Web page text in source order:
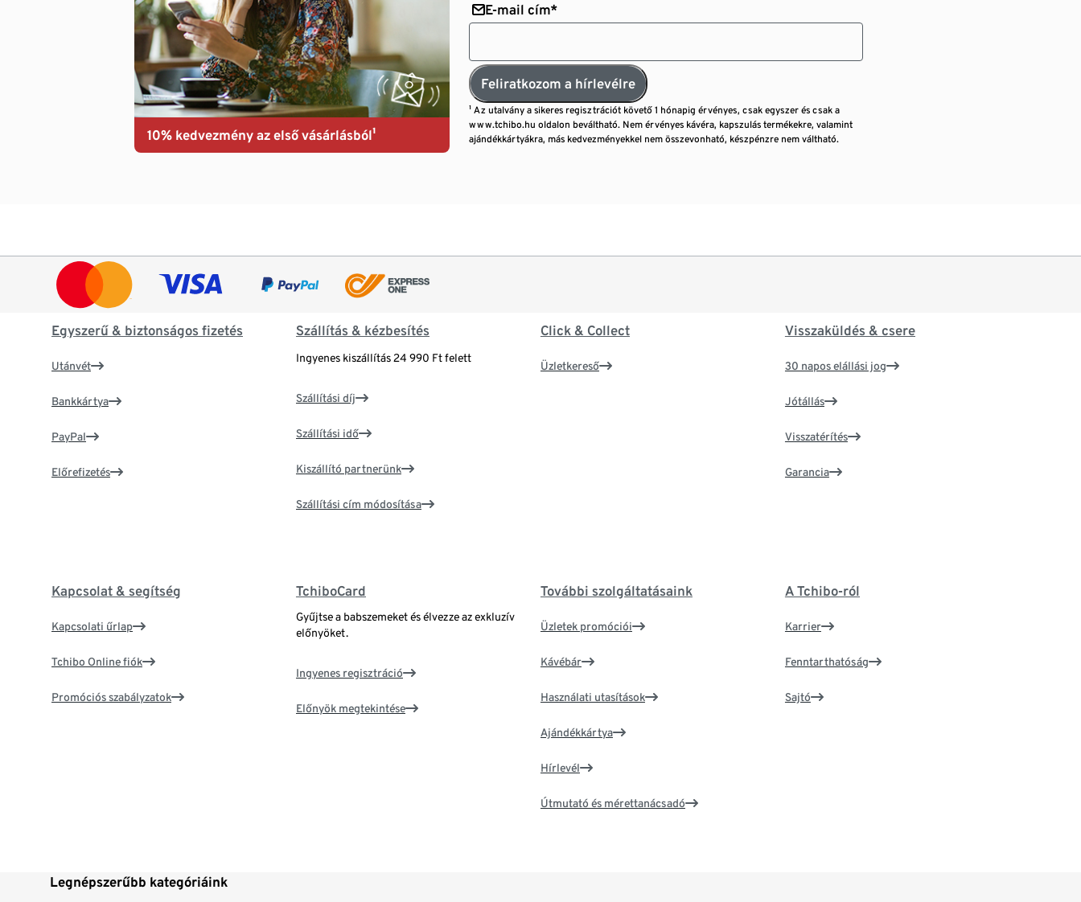
10% kedvezmény az első vásárlásból¹
E-mail cím*
Feliratkozom a hírlevélre
¹ Az utalvány a sikeres regisztrációt követő 1 hónapig érvényes, csak egyszer és csak a
www.tchibo.hu oldalon beváltható. Nem érvényes kávéra, kapszulás termékekre, valamint
ajándékkártyákra, más kedvezményekkel nem összevonható, készpénzre nem váltható.
Egyszerű & biztonságos fizetés
Utánvét
Bankkártya
PayPal
Előrefizetés
Szállítás & kézbesítés
Ingyenes kiszállítás 24 990 Ft felett
Szállítási díj
Szállítási idő
Kiszállító partnerünk
Szállítási cím módosítása
Click & Collect
Üzletkereső
Visszaküldés & csere
30 napos elállási jog
Jótállás
Visszatérítés
Garancia
Kapcsolat & segítség
Kapcsolati űrlap
Tchibo Online fiók
Promóciós szabályzatok
TchiboCard
Gyűjtse a babszemeket és élvezze az exkluzív
előnyöket.
Ingyenes regisztráció
Előnyök megtekintése
További szolgáltatásaink
Üzletek promóciói
Kávébár
Használati utasítások
Ajándékkártya
Hírlevél
Útmutató és mérettanácsadó
A Tchibo-ról
Karrier
Fenntarthatóság
Sajtó
Legnépszerűbb kategóriáink